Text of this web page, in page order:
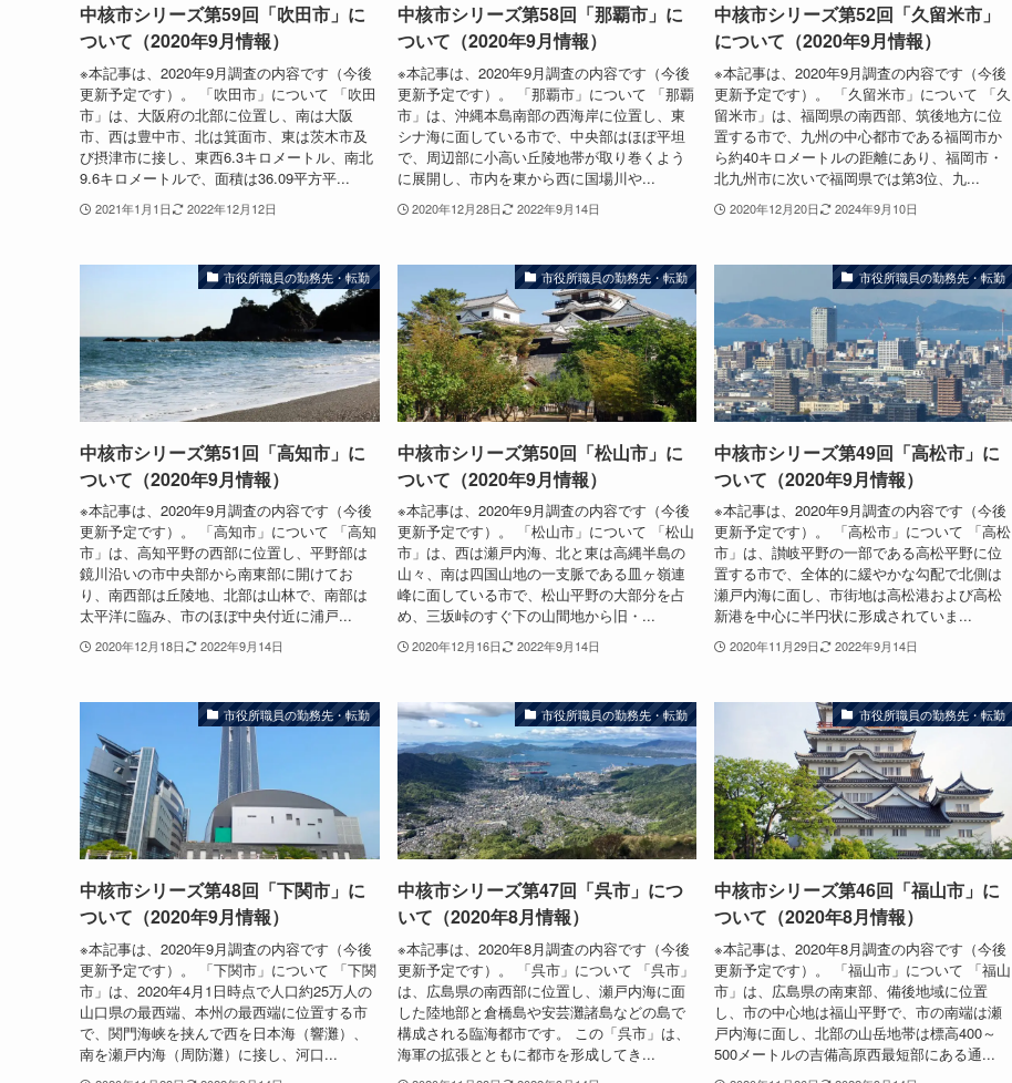
中核市シリーズ第59回「吹田市」に
ついて（2020年9月情報）
※本記事は、2020年9月調査の内容です（今後
更新予定です）。 「吹田市」について 「吹田
市」は、大阪府の北部に位置し、南は大阪
市、西は豊中市、北は箕面市、東は茨木市及
び摂津市に接し、東西6.3キロメートル、南北
9.6キロメートルで、面積は36.09平方平...
2021年1月1日 2022年12月12日
中核市シリーズ第58回「那覇市」に
ついて（2020年9月情報）
※本記事は、2020年9月調査の内容です（今後
更新予定です）。 「那覇市」について 「那覇
市」は、沖縄本島南部の西海岸に位置し、東
シナ海に面している市で、中央部はほぼ平坦
で、周辺部に小高い丘陵地帯が取り巻くよう
に展開し、市内を東から西に国場川や...
2020年12月28日 2022年9月14日
中核市シリーズ第52回「久留米市」
について（2020年9月情報）
※本記事は、2020年9月調査の内容です（今後
更新予定です）。 「久留米市」について 「久
留米市」は、福岡県の南西部、筑後地方に位
置する市で、九州の中心都市である福岡市か
ら約40キロメートルの距離にあり、福岡市・
北九州市に次いで福岡県では第3位、九...
2020年12月20日 2024年9月10日
市役所職員の勤務先・転勤
中核市シリーズ第51回「高知市」に
ついて（2020年9月情報）
※本記事は、2020年9月調査の内容です（今後
更新予定です）。 「高知市」について 「高知
市」は、高知平野の西部に位置し、平野部は
鏡川沿いの市中央部から南東部に開けてお
り、南西部は丘陵地、北部は山林で、南部は
太平洋に臨み、市のほぼ中央付近に浦戸...
2020年12月18日 2022年9月14日
市役所職員の勤務先・転勤
中核市シリーズ第50回「松山市」に
ついて（2020年9月情報）
※本記事は、2020年9月調査の内容です（今後
更新予定です）。 「松山市」について 「松山
市」は、西は瀬戸内海、北と東は高縄半島の
山々、南は四国山地の一支脈である皿ヶ嶺連
峰に面している市で、松山平野の大部分を占
め、三坂峠のすぐ下の山間地から旧・...
2020年12月16日 2022年9月14日
市役所職員の勤務先・転勤
中核市シリーズ第49回「高松市」に
ついて（2020年9月情報）
※本記事は、2020年9月調査の内容です（今後
更新予定です）。 「高松市」について 「高松
市」は、讃岐平野の一部である高松平野に位
置する市で、全体的に緩やかな勾配で北側は
瀬戸内海に面し、市街地は高松港および高松
新港を中心に半円状に形成されていま...
2020年11月29日 2022年9月14日
市役所職員の勤務先・転勤
中核市シリーズ第48回「下関市」に
ついて（2020年9月情報）
※本記事は、2020年9月調査の内容です（今後
更新予定です）。 「下関市」について 「下関
市」は、2020年4月1日時点で人口約25万人の
山口県の最西端、本州の最西端に位置する市
で、関門海峡を挟んで西を日本海（響灘）、
南を瀬戸内海（周防灘）に接し、河口...
市役所職員の勤務先・転勤
中核市シリーズ第47回「呉市」につ
いて（2020年8月情報）
※本記事は、2020年8月調査の内容です（今後
更新予定です）。 「呉市」について 「呉市」
は、広島県の南西部に位置し、瀬戸内海に面
した陸地部と倉橋島や安芸灘諸島などの島で
構成される臨海都市です。 この「呉市」は、
海軍の拡張とともに都市を形成してき...
市役所職員の勤務先・転勤
中核市シリーズ第46回「福山市」に
ついて（2020年8月情報）
※本記事は、2020年8月調査の内容です（今後
更新予定です）。 「福山市」について 「福山
市」は、広島県の南東部、備後地域に位置
し、市の中心地は福山平野で、市の南端は瀬
戸内海に面し、北部の山岳地帯は標高400～
500メートルの吉備高原西最短部にある通...